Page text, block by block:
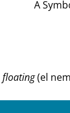
A
floating(el